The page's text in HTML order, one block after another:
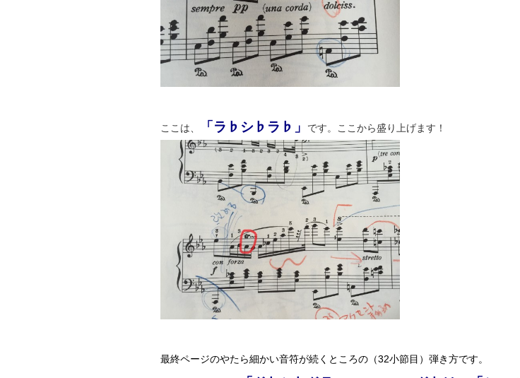
ここは、 「ラ♭シ♭ラ♭」 です。ここから盛り上げます！
最終ページのやたら細かい音符が続くところの（32小節目）弾き方です。